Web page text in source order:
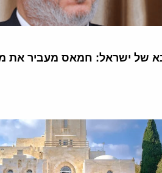
של ישראל: חמאס מעביר את